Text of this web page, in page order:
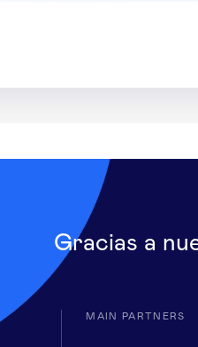
Gracias a
MAIN PARTNERS